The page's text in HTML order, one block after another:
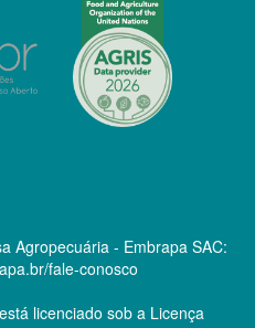
Agropecuária - Embrapa SAC:
fale-conosco
licenciado sob a Licença